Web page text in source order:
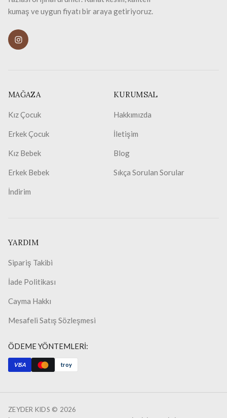
kumaş ve uygun fiyatı bir araya getiriyoruz.
MAĞAZA
Kız Çocuk
Erkek Çocuk
Kız Bebek
Erkek Bebek
İndirim
KURUMSAL
Hakkımızda
İletişim
Blog
Sıkça Sorulan Sorular
YARDIM
Sipariş Takibi
İade Politikası
Cayma Hakkı
Mesafeli Satış Sözleşmesi
ÖDEME YÖNTEMLERİ:
VISA troy
ZEYDER KIDS © 2026